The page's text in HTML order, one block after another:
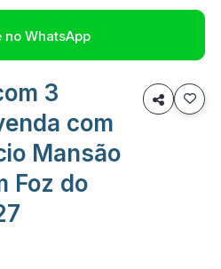
no WhatsApp
3
com
Mansão
Foz do
